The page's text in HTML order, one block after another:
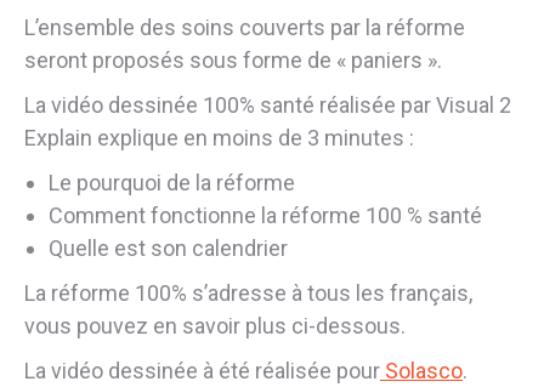
L’ensemble des soins couverts par la réforme
seront proposés sous forme de « paniers ».
La vidéo dessinée 100% santé réalisée par Visual 2
Explain explique en moins de 3 minutes :
Le pourquoi de la réforme
Comment fonctionne la réforme 100 % santé
Quelle est son calendrier
La réforme 100% s’adresse à tous les français,
vous pouvez en savoir plus ci-dessous.
La vidéo dessinée à été réalisée pour Solasco.